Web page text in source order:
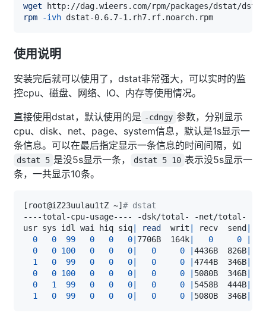
wget
rpm
-ivh
使用说明
安装完后就可以使用了，dstat非常强大，可以实时的监
控cpu、磁盘、网络、IO、内存等使用情况。
直接使用dstat，默认使用的是 -cdngy 参数，分别显示
cpu、disk、net、page、system信息，默认是1s显示一
条信息。可以在最后指定显示一条信息的时间间隔，如
dstat 5 是没5s显示一条， dstat 5 10 表示没5s显示一
条，一共显示10条。
[ root@iZ23uulau1tZ ~] # dstat
usr sys idl wai hiq siq read
  writ
recv  send
0
0 99 0 0 0 7706B  164k 0 0
0
0 100 0 0 0 0 0 4436B  826B
1
0 99 0 0 0 0 0 4744B  346B
0
0 100 0 0 0 0 0 5080B  346B
0
1 99 0 0 0 0 0 5458B  444B
1
0 99 0 0 0 0 0 5080B  346B